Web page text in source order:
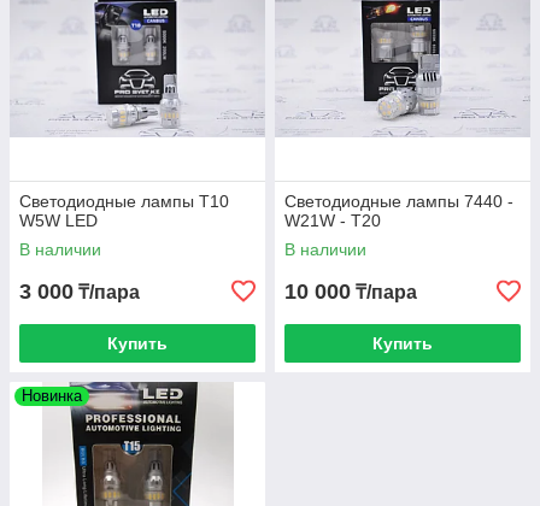
Светодиодные лампы T10
W5W LED
В наличии
3 000 ₸/пара
Купить
Светодиодные лампы 7440 -
W21W - T20
В наличии
10 000 ₸/пара
Купить
Новинка